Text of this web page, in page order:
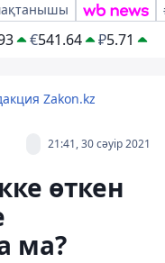
€541.64 ₽5.71
Zakon.kz
21:41, 30 сәуір 2021
өткен
ма?